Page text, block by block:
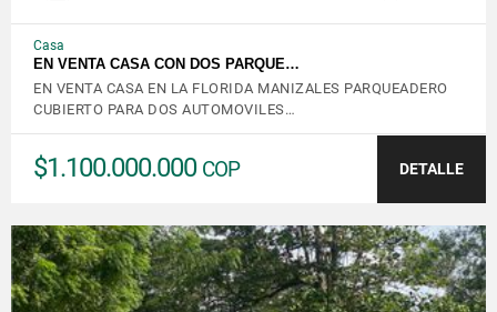
Casa
EN VENTA CASA CON DOS PARQUE…
EN VENTA CASA EN LA FLORIDA MANIZALES PARQUEADERO
CUBIERTO PARA DOS AUTOMOVILES…
$1.100.000.000 COP DETALLE